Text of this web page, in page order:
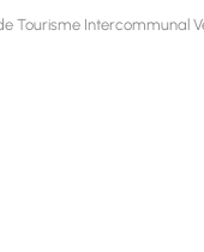
Tourisme Intercommunal